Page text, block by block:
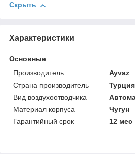
Скрыть
Характеристики
Основные
Производитель
Ayvaz
Страна производитель
Турция
Вид воздухоотводчика
Материал корпуса
Чугун
Гарантийный срок
12 мес